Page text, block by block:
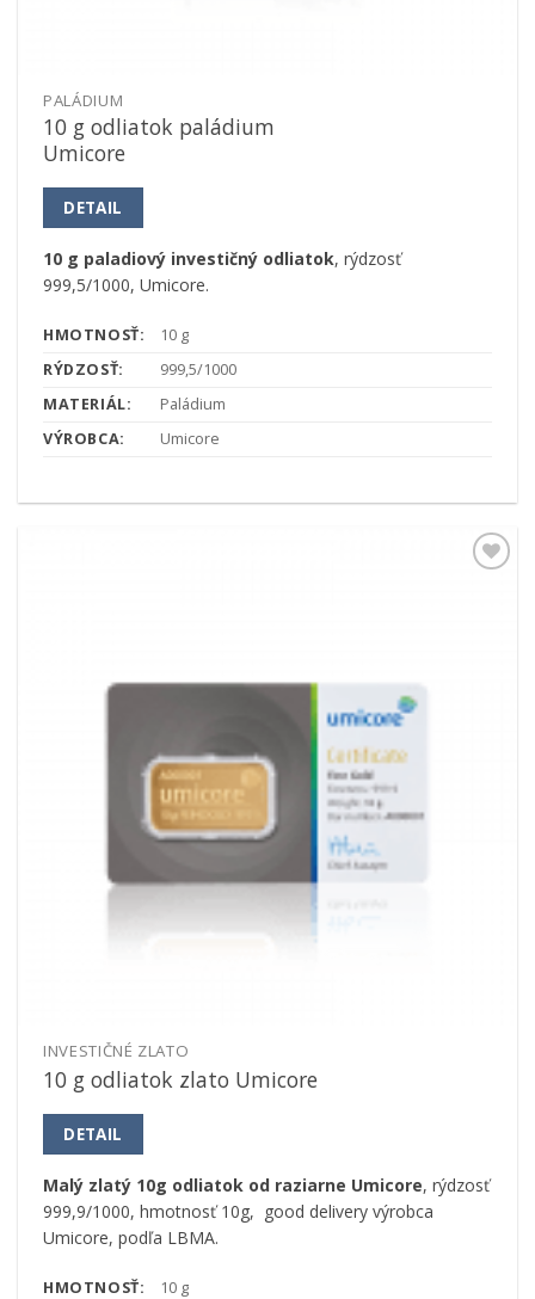
PALÁDIUM
10 g odliatok paládium
Umicore
DETAIL
10 g paladiový investičný odliatok, rýdzosť
999,5/1000, Umicore.
HMOTNOSŤ:
10 g
RÝDZOSŤ:
999,5/1000
MATERIÁL:
Paládium
VÝROBCA:
Umicore
INVESTIČNÉ ZLATO
10 g odliatok zlato Umicore
DETAIL
Malý zlatý 10g odliatok od raziarne Umicore, rýdzosť
999,9/1000, hmotnosť 10g, good delivery výrobca
Umicore, podľa LBMA.
HMOTNOSŤ:
10 g